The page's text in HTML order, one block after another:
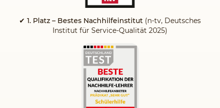
✔ 1. Platz – Bestes Nachhilfeinstitut (n-tv, Deutsches
Institut für Service-Qualität 2025)